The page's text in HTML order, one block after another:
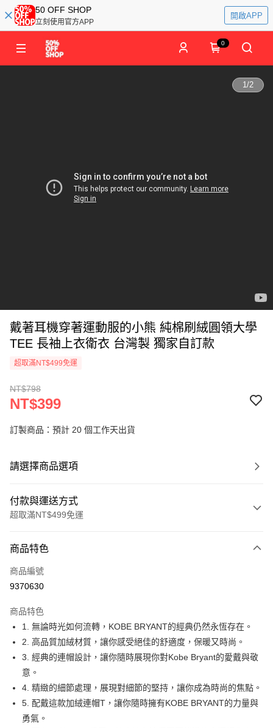
50 OFF SHOP
立刻使用官方APP
開啟APP
0
1/2
戴著耳機穿著運動服的小熊 純棉刷絨圓領大學
TEE 長袖上衣衛衣 台灣製 獨家自訂款
超取滿NT$499免運
NT$798
NT$399
訂製商品：預計 20 個工作天出貨
請選擇商品選項
付款與運送方式
超取滿NT$499免運
信用卡一次付款
超商取貨付款
Apple Pay
街口支付
悠遊付
Google Pay
全盈+PAY
商品特色
商品編號
9370630
商品特色
1. 無論時光如何流轉，KOBE BRYANT的經典仍然永恆存在。
2. 高品質加絨材質，讓你感受絕佳的舒適度，保暖又時尚。
3. 經典的連帽設計，讓你隨時展現你對Kobe Bryant的愛戴與敬
意。
4. 精緻的細節處理，展現對細節的堅持，讓你成為時尚的焦點。
5. 配戴這款加絨連帽T，讓你隨時擁有KOBE BRYANT的力量與
勇氣。